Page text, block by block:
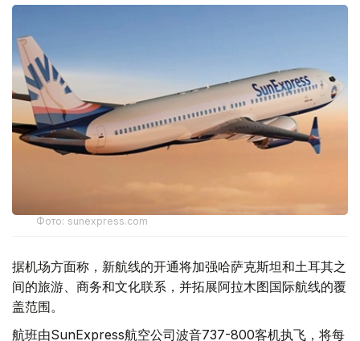
Фото: sunexpress.com
据机场方面称，新航线的开通将加强哈萨克斯坦和土耳其之
间的旅游、商务和文化联系，并拓展阿拉木图国际航线的覆
盖范围。
航班由SunExpress航空公司波音737-800客机执飞，将每